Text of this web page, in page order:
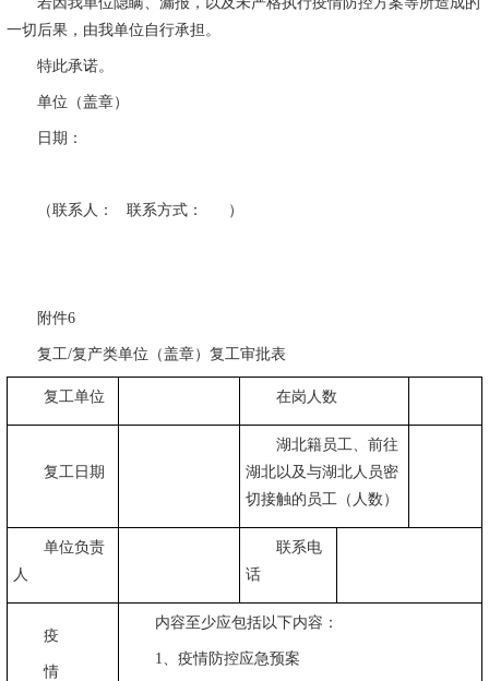
一切后果，由我单位自行承担。
特此承诺。
单位（盖章）
日期：
（联系人： 联系方式： ）
附件6
复工/复产类单位（盖章）复工审批表
复工单位 在岗人数
复工日期
湖北籍员工、前往
湖北以及与湖北人员密
切接触的员工（人数）
单位负责
人
联系电
话
疫
情
内容至少应包括以下内容：
1 、疫情防控应急预案